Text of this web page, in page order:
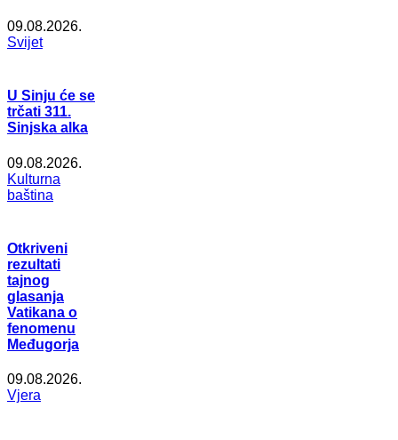
09.08.2026.
Svijet
U Sinju će se
trčati 311.
Sinjska alka
09.08.2026.
Kulturna
baština
Otkriveni
rezultati
tajnog
glasanja
Vatikana o
fenomenu
Međugorja
09.08.2026.
Vjera